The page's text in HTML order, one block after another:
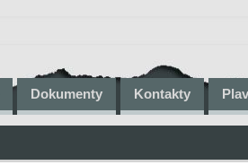
Dokumenty Kontakty